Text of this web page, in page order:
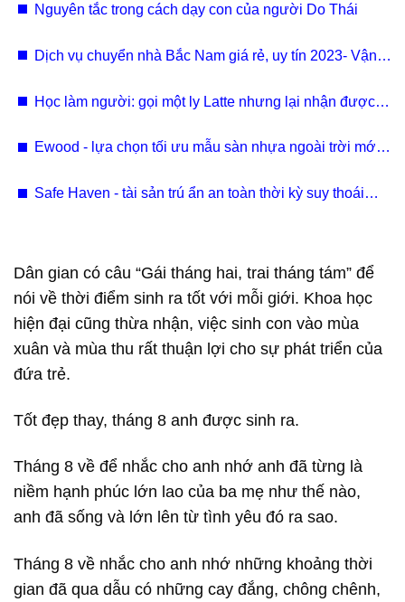
Nguyên tắc trong cách dạy con của người Do Thái
Dịch vụ chuyển nhà Bắc Nam giá rẻ, uy tín 2023- Vận
Học làm người: gọi một ly Latte nhưng lại nhận được
Ewood - lựa chọn tối ưu mẫu sàn nhựa ngoài trời mới
Safe Haven - tài sản trú ẩn an toàn thời kỳ suy thoái
Dân gian có câu “Gái tháng hai, trai tháng tám” để
nói về thời điểm sinh ra tốt với mỗi giới. Khoa học
hiện đại cũng thừa nhận, việc sinh con vào mùa
xuân và mùa thu rất thuận lợi cho sự phát triển của
đứa trẻ.
Tốt đẹp thay, tháng 8 anh được sinh ra.
Tháng 8 về để nhắc cho anh nhớ anh đã từng là
niềm hạnh phúc lớn lao của ba mẹ như thế nào,
anh đã sống và lớn lên từ tình yêu đó ra sao.
Tháng 8 về nhắc cho anh nhớ những khoảng thời
gian đã qua dẫu có những cay đắng, chông chênh,